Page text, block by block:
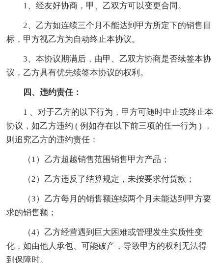
1、经友好协商，甲、乙双方可以变更合同。
2、乙方如连续三个月不能达到甲方所定下的销售目
标，甲方视乙方为自动终止本协议。
3、本协议期满后，由甲、乙双方协商是否续签本协
议，乙方具有优先续签本协议的权利。
四、违约责任：
1 、对于乙方的以下行为，甲方可随时中止或终止本
协议，如乙方违约 ( 例如存在以下前三项的任一行为 ) ，
则追究乙方的违约责任：
（1）乙方超越销售范围销售甲方产品；
（2）乙方违反了结算规定，未按要求付货款；
（3）乙方每月的销售额连续两个月未能达到甲方要
求的销售额；
（4）乙方经营遇到巨大困难或管理发生实质性变
化，如由他人承包、可能破产，导致甲方的权利无法得
到保障时。